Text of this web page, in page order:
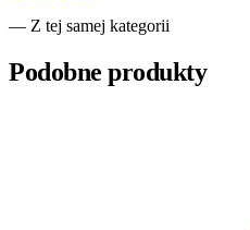
— Z tej samej kategorii
Podobne produkty